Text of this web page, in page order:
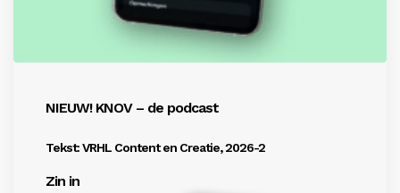
NIEUW! KNOV – de podcast
Tekst: VRHL Content en Creatie, 2026-2
Zin in